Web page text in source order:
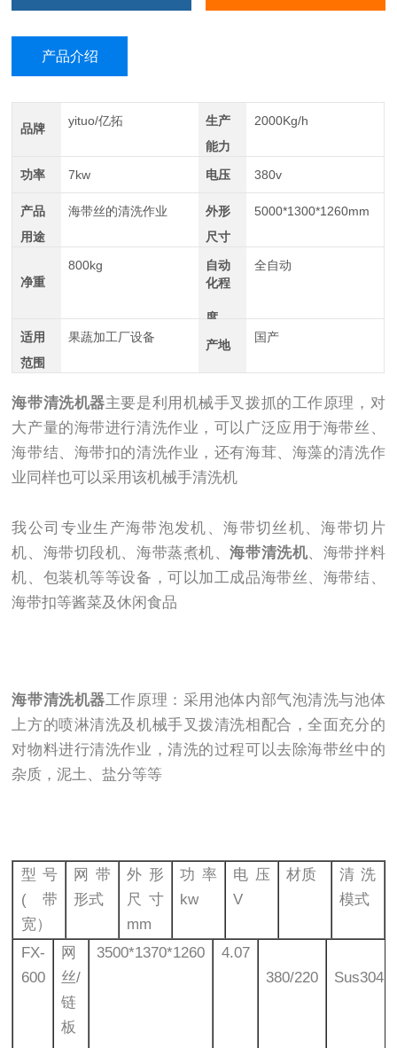
产品介绍
品牌
yituo/亿拓
生产
能力
2000Kg/h
功率 7kw 电压 380v
产品
用途
海带丝的清洗作业
外形
尺寸
5000*1300*1260mm
净重
800kg
自动
化程
度
全自动
适用
范围
果蔬加工厂设备
产地
国产
海带清洗机器主要是利用机械手叉拨抓的工作原理，对
大产量的海带进行清洗作业，可以广泛应用于海带丝、
海带结、海带扣的清洗作业，还有海茸、海藻的清洗作
业同样也可以采用该机械手清洗机
我公司专业生产海带泡发机、海带切丝机、海带切片
机、海带切段机、海带蒸煮机、海带清洗机 、海带拌料
机、包装机等等设备，可以加工成品海带丝、海带结、
海带扣等酱菜及休闲食品
海带清洗机器工作原理：采用池体内部气泡清洗与池体
上方的喷淋清洗及机械手叉拨清洗相配合，全面充分的
对物料进行清洗作业，清洗的过程可以去除海带丝中的
杂质，泥土、盐分等等
型号
(带
宽）
网带
形式
外形
尺寸
mm
功率
kw
电压
V
材质
清洗
模式
FX-
600
网
丝/
链
板
3500*1370*1260
4.07
380/220
Sus304